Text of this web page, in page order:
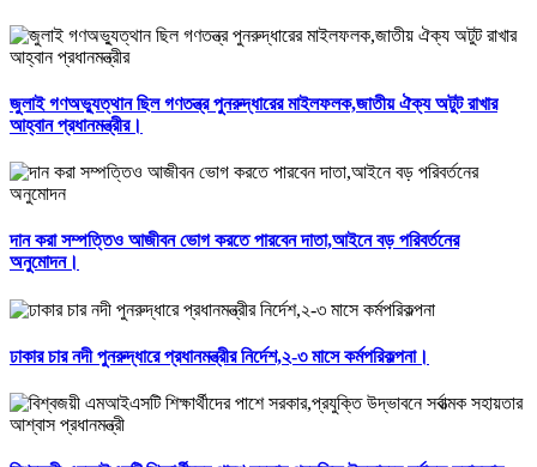
জুলাই গণঅভ্যুত্থান ছিল গণতন্ত্র পুনরুদ্ধারের মাইলফলক,জাতীয় ঐক্য অটুট রাখার
আহ্বান প্রধানমন্ত্রীর।
দান করা সম্পত্তিও আজীবন ভোগ করতে পারবেন দাতা,আইনে বড় পরিবর্তনের
অনুমোদন।
ঢাকার চার নদী পুনরুদ্ধারে প্রধানমন্ত্রীর নির্দেশ,২-৩ মাসে কর্মপরিকল্পনা।